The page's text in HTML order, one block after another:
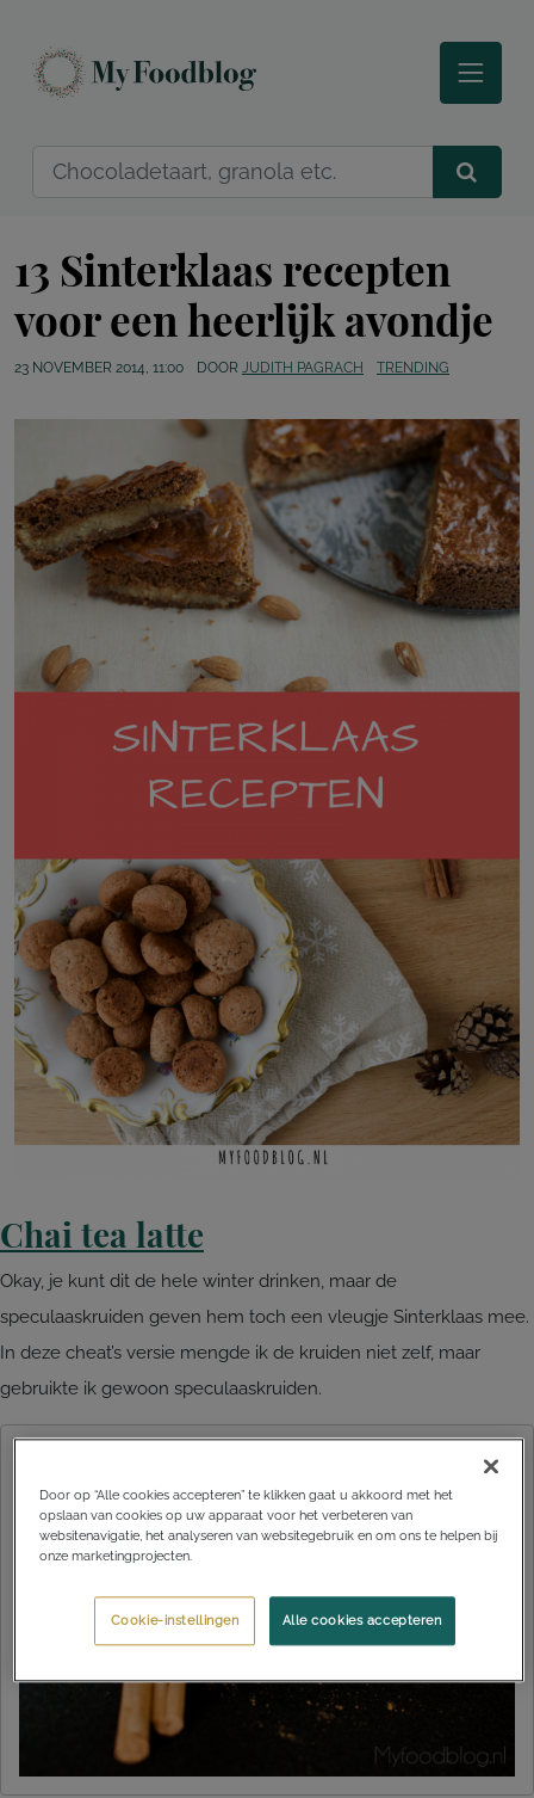
13 Sinterklaas recepten
voor een heerlijk avondje
23 NOVEMBER 2014, 11:00 DOOR JUDITH PAGRACH TRENDING
Chai tea latte
Okay, je kunt dit de hele winter drinken, maar de
speculaaskruiden geven hem toch een vleugje Sinterklaas mee.
In deze cheat’s versie mengde ik de kruiden niet zelf, maar
gebruikte ik gewoon speculaaskruiden.
Door op “Alle cookies accepteren” te klikken gaat u akkoord met het
opslaan van cookies op uw apparaat voor het verbeteren van
websitenavigatie, het analyseren van websitegebruik en om ons te helpen bij
onze marketingprojecten.
Alle cookies accepteren
Cookie-instellingen